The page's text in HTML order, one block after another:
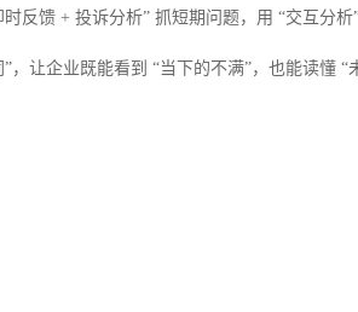
反馈 + 投诉分析” 抓短期问题，用 “交互分析
让企业既能看到 “当下的不满”，也能读懂 “